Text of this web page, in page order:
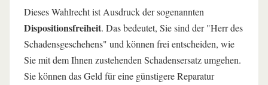
Dieses Wahlrecht ist Ausdruck der sogenannten
Dispositionsfreiheit. Das bedeutet, Sie sind der "Herr des
Schadensgeschehens" und können frei entscheiden, wie
Sie mit dem Ihnen zustehenden Schadensersatz umgehen.
Sie können das Geld für eine günstigere Reparatur